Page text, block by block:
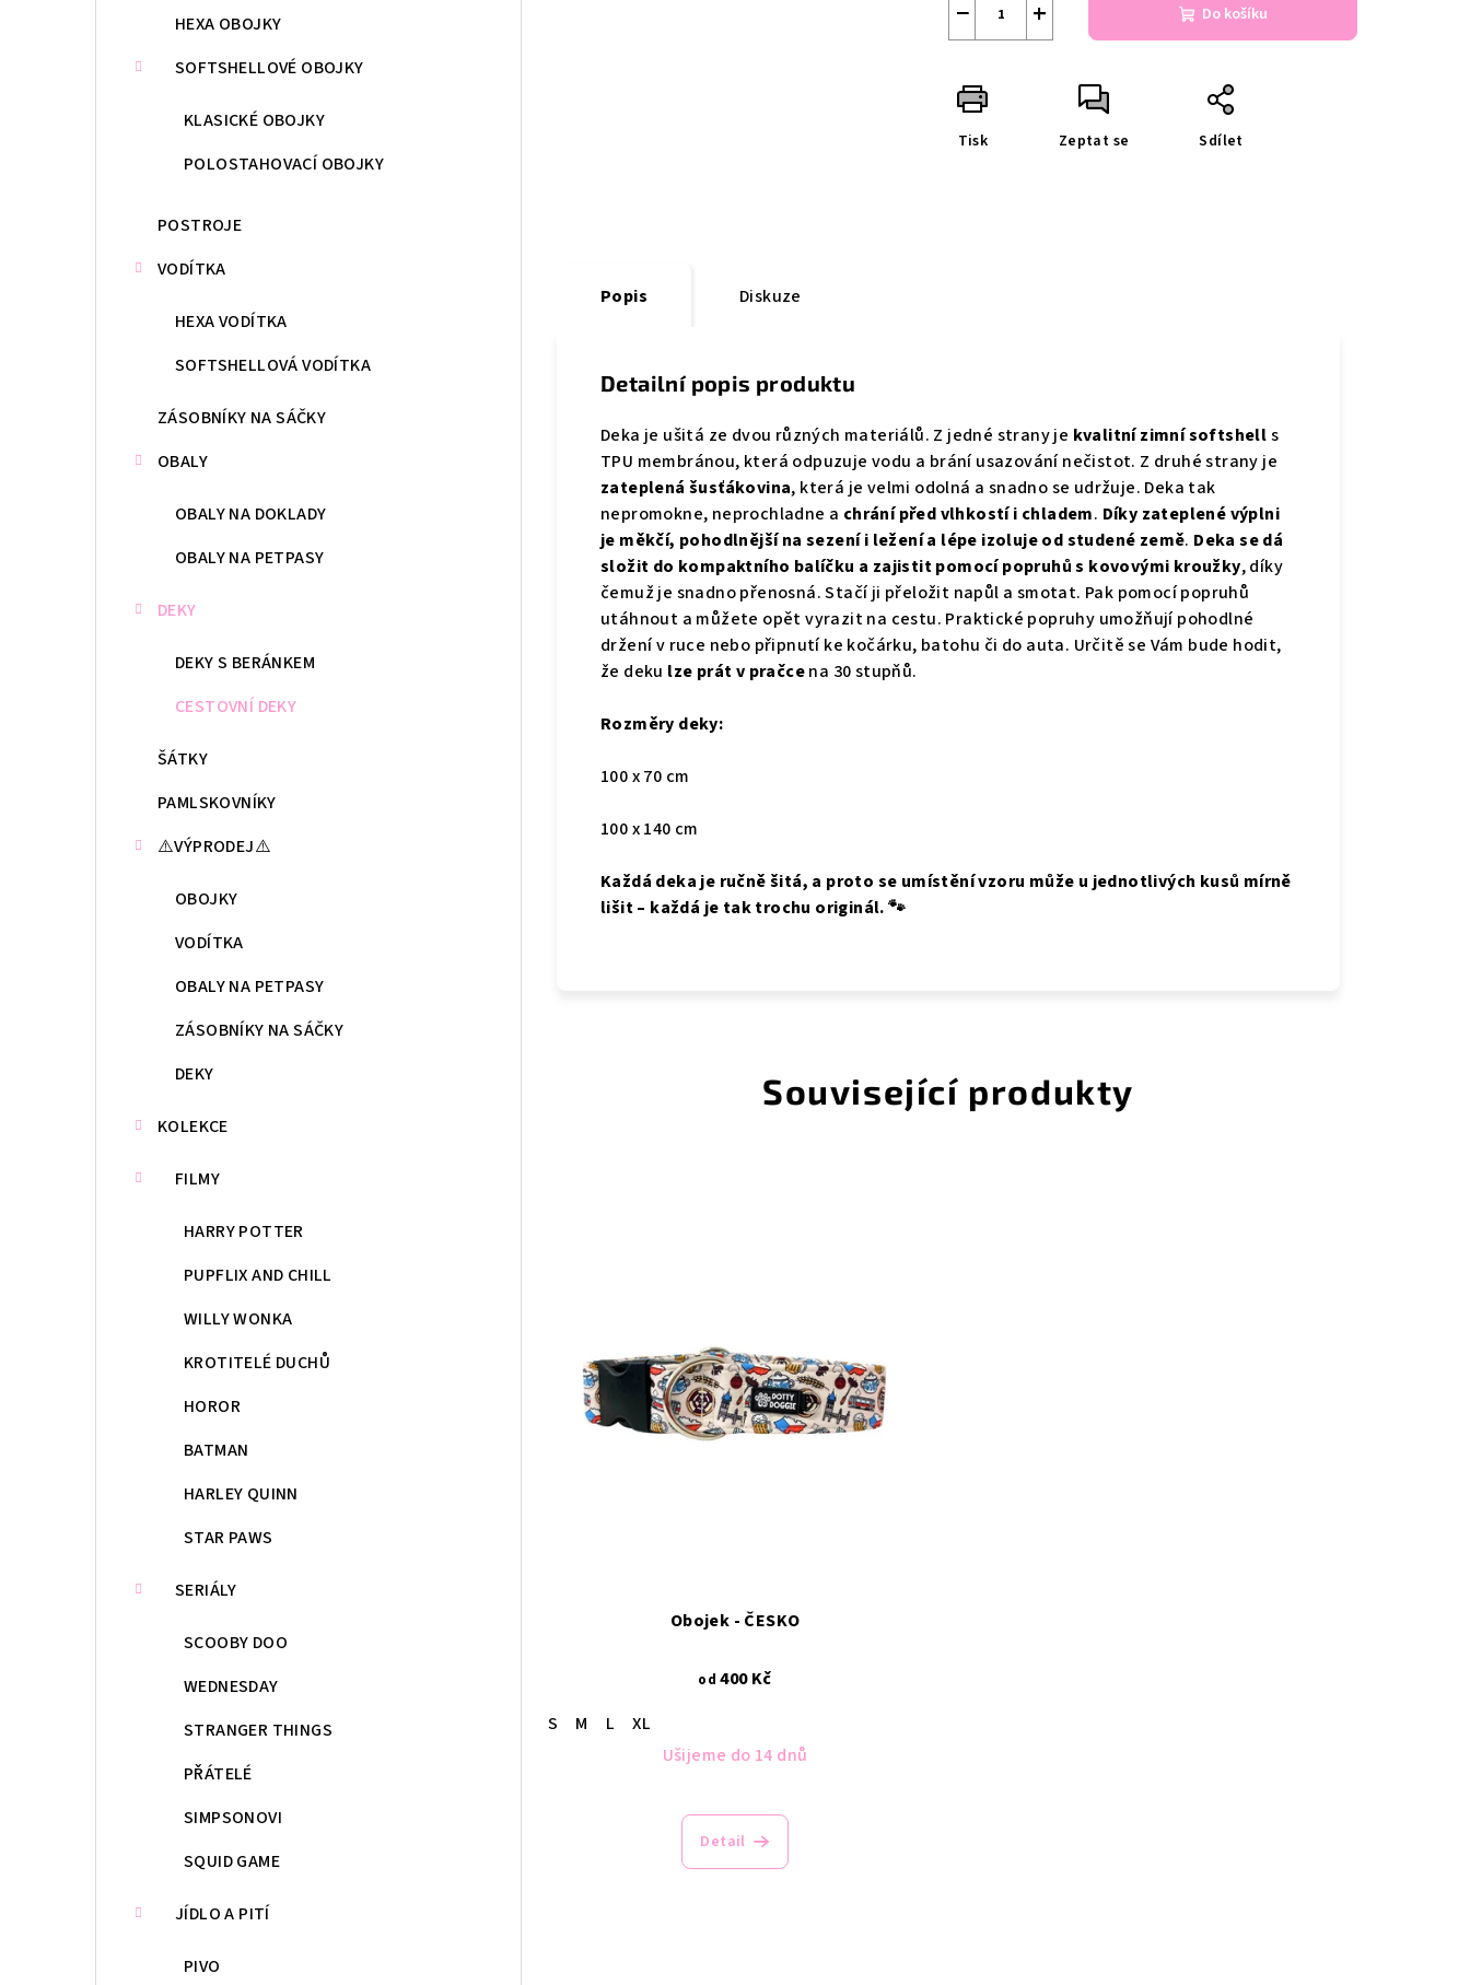
HEXA OBOJKY
SOFTSHELLOVÉ OBOJKY
KLASICKÉ OBOJKY
POLOSTAHOVACÍ OBOJKY
POSTROJE
VODÍTKA
HEXA VODÍTKA
SOFTSHELLOVÁ VODÍTKA
ZÁSOBNÍKY NA SÁČKY
OBALY
OBALY NA DOKLADY
OBALY NA PETPASY
DEKY
DEKY S BERÁNKEM
CESTOVNÍ DEKY
ŠÁTKY
PAMLSKOVNÍKY
⚠️VÝPRODEJ⚠️
OBOJKY
VODÍTKA
OBALY NA PETPASY
ZÁSOBNÍKY NA SÁČKY
DEKY
KOLEKCE
FILMY
HARRY POTTER
PUPFLIX AND CHILL
WILLY WONKA
KROTITELÉ DUCHŮ
HOROR
BATMAN
HARLEY QUINN
STAR PAWS
SERIÁLY
SCOOBY DOO
WEDNESDAY
STRANGER THINGS
PŘÁTELÉ
SIMPSONOVI
SQUID GAME
JÍDLO A PITÍ
PIVO
+
− Do košíku
Tisk Zeptat se Sdílet
Popis Diskuze
Detailní popis produktu
Deka je ušitá ze dvou různých materiálů. Z jedné strany je kvalitní zimní softshells
TPU membránou, která odpuzuje vodu a brání usazování nečistot. Z druhé strany je
zateplená šusťákovina, která je velmi odolná a snadno se udržuje. Deka tak
nepromokne, neprochladne a chrání před vlhkostí i chladem. Díky zateplené výplni
je měkčí, pohodlnější na sezení i ležení a lépe izoluje od studené země. Deka se dá
složit do kompaktního balíčku a zajistit pomocí popruhů s kovovými kroužky, díky
čemuž je snadno přenosná. Stačí ji přeložit napůl a smotat. Pak pomocí popruhů
utáhnout a můžete opět vyrazit na cestu. Praktické popruhy umožňují pohodlné
držení v ruce nebo připnutí ke kočárku, batohu či do auta. Určitě se Vám bude hodit,
že deku lze prát v pračcena 30 stupňů.
Rozměry deky:
100 x 70 cm
100 x 140 cm
Každá deka je ručně šitá, a proto se umístění vzoru může u jednotlivých kusů mírně
lišit – každá je tak trochu originál. 🐾
Související produkty
Obojek - ČESKO
od 400 Kč
S
M L
XL
Ušijeme do 14 dnů
Detail